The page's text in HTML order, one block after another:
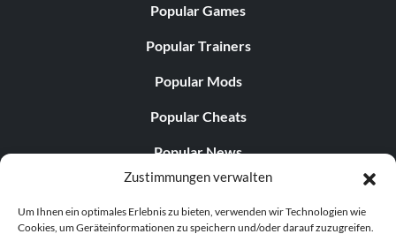
Zustimmungen verwalten
Um Ihnen ein optimales Erlebnis zu bieten, verwenden wir Technologien wie
Cookies, um Geräteinformationen zu speichern und/oder darauf zuzugreifen.
Popular Games
Popular Trainers
Popular Mods
Popular Cheats
Popular News
Popular Editorials
Popular Free Games